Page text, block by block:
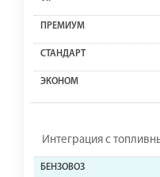
Интеграция с